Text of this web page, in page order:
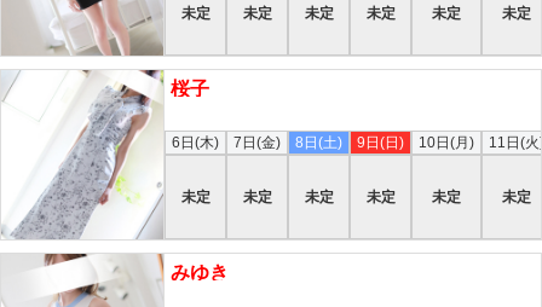
未定 未定 未定 未定 未定 未定
桜子
6日(木)
未定
7日(金)
未定
8日(土)
未定
9日(日)
未定
10日(月)
未定
11日(
未定
みゆき